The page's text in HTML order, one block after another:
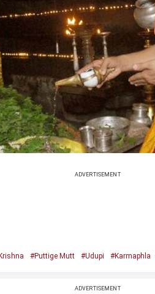
ADVERTISEMENT
#Puttige Mutt #Udupi #Karmaphla
ADVERTISEMENT